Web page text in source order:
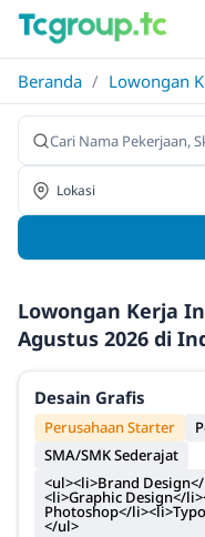
Beranda / Lowongan
Lowongan Kerja
Agustus 2026 di
Desain Grafis
Perusahaan Starter
SMA/SMK Sederajat
<ul><li>Brand
<li>Graphic Design</
Photoshop</
</ul>